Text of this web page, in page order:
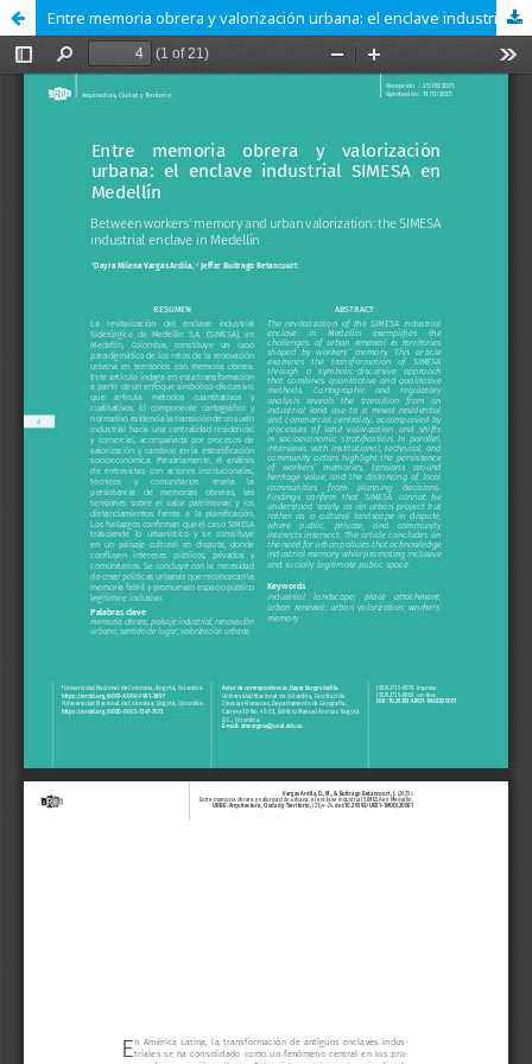
Entre memoria obrera y valorización urbana: el enclave industrial SIMESA en Medellín